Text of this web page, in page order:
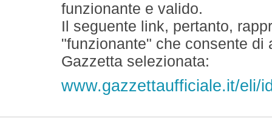
funzionante e valido.
Il seguente link, pertanto,
"funzionante" che consente
Gazzetta selezionata:
www.gazzettaufficiale.it/eli/